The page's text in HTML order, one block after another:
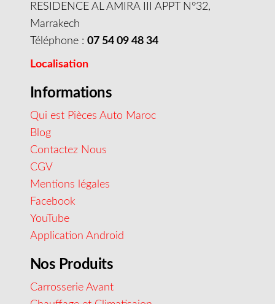
RESIDENCE AL AMIRA III APPT N°32,
Marrakech
Téléphone : 07 54 09 48 34
Localisation
Informations
Qui est Pièces Auto Maroc
Blog
Contactez Nous
CGV
Mentions légales
Facebook
YouTube
Application Android
Nos Produits
Carrosserie Avant